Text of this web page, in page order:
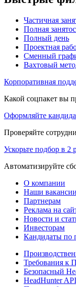
Частичная
Полная
Полный день
Проектная
Сменный
Вахтовый
Корпоративная
Какой соцпакет вы
Оформляйте
Проверяйте
Ускорьте подбор в 2
Автоматизируйте
О компании
Наши вакансии
Партнерам
Реклама на
Новости и
Инвесторам
Кандидаты по
Требования к
Безопасный
HeadHunter API